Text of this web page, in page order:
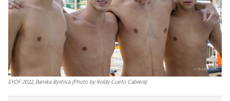
EYOF 2022, Banska Bystrica (Photo by Roldy Cueto Cabrera)